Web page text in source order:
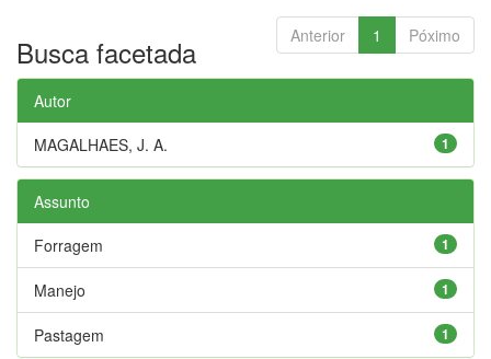
Anterior 1 Póximo
Busca facetada
Autor
1
MAGALHAES, J. A.
Assunto
1
Forragem
1
Manejo
1
Pastagem